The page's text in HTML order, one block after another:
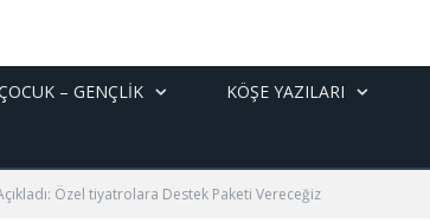
– GENÇLIK KÖŞE YAZILARI
Özel tiyatrolara Destek Paketi Vereceğiz